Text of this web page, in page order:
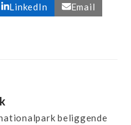
LinkedIn Email
beliggende